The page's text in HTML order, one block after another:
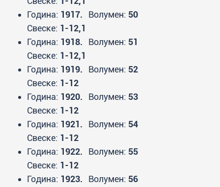
Година: 1917. Волумен: 50
Свеске: 1-12,1
Година: 1918. Волумен: 51
Свеске: 1-12,1
Година: 1919. Волумен: 52
Свеске: 1-12
Година: 1920. Волумен: 53
Свеске: 1-12
Година: 1921. Волумен: 54
Свеске: 1-12
Година: 1922. Волумен: 55
Свеске: 1-12
Година: 1923. Волумен: 56